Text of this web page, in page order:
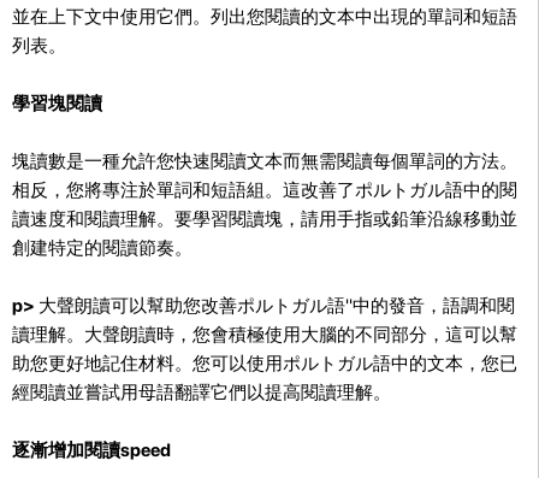
並在上下文中使用它們。列出您閱讀的文本中出現的單詞和短語
列表。
學習塊閱讀
塊讀數是一種允許您快速閱讀文本而無需閱讀每個單詞的方法。
相反，您將專注於單詞和短語組。這改善了ポルトガル語中的閱
讀速度和閱讀理解。要學習閱讀塊，請用手指或鉛筆沿線移動並
創建特定的閱讀節奏。
p> 大聲朗讀可以幫助您改善ポルトガル語''中的發音，語調和閱
讀理解。大聲朗讀時，您會積極使用大腦的不同部分，這可以幫
助您更好地記住材料。您可以使用ポルトガル語中的文本，您已
經閱讀並嘗試用母語翻譯它們以提高閱讀理解。
逐漸增加閱讀speed